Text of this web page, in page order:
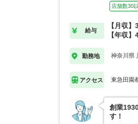
店舗数30
給与
【月収
【年収
勤務地 神奈川県
アクセス 東急田園
創業
す！